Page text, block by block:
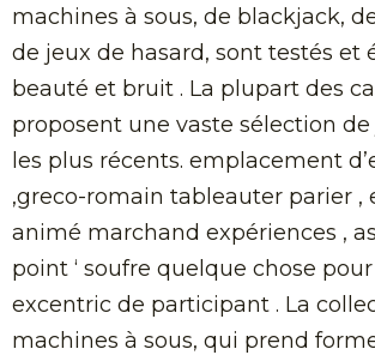
machines à sous, de blackjack,
de jeux de hasard, sont testés et
beauté et bruit . La plupart des
proposent une vaste sélection
les plus récents. emplacement
,greco-romain tableauter parier ,
animé marchand expériences ,
point ‘ soufre quelque chose
excentric de participant . La
machines à sous, qui prend